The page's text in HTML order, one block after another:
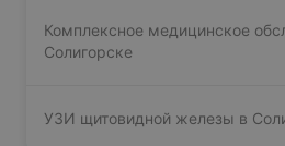
Комплексное медицинское
Солигорске
УЗИ щитовидной железы в